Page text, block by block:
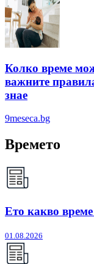
Колко време
важните
знае
9meseca.bg
Времето
Ето какво
01.08.2026